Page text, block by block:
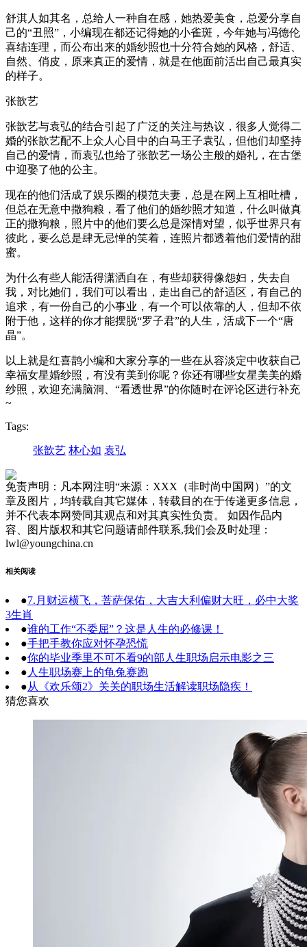
舒淇人如其名，总给人一种自在感，她热爱美食，总爱分享自
己的“丑照”，小编现在都还记得她的小雀斑，今年她与冯德伦
喜结连理，而公布出来的婚纱照也十分符合她的风格，舒适、
自然、俏皮，原来真正的爱情，就是在他面前活出自己最真实
的样子。
张歆艺
张歆艺与袁弘的结合引起了广泛的关注与热议，很多人觉得二
婚的张歆艺配不上众人心目中的白马王子袁弘，但他们却坚持
自己的爱情，而袁弘也给了张歆艺一场公主般的婚礼，在古堡
中迎娶了他的公主。
现在的他们活成了娱乐圈的模范夫妻，总是在网上互相吐槽，
但总在无意中撒狗粮，看了他们的婚纱照才知道，什么叫做真
正的撒狗粮，照片中的他们要么总是深情对望，似乎世界只有
彼此，要么总是肆无忌惮的笑着，连照片都透着他们爱情的甜
蜜。
为什么有些人能活得潇洒自在，有些却获得像怨妇，失去自
我，对比她们，我们可以看出，走出自己的舒适区，有自己的
追求，有一份自己的小事业，有一个可以依靠的人，但却不依
附于他，这样的你才能摆脱“罗子君”的人生，活成下一个“唐
晶”。
以上就是红喜鹊小编和大家分享的一些在从容淡定中收获自己
幸福女星婚纱照，有没有美到你呢？你还有哪些女星美美的婚
纱照，欢迎充满脑洞、“看透世界”的你随时在评论区进行补充
~
Tags:
张歆艺 林心如 袁弘
免责声明：凡本网注明“来源：XXX（非时尚中国网）”的文
章及图片，均转载自其它媒体，转载目的在于传递更多信息，
并不代表本网赞同其观点和对其真实性负责。 如因作品内
容、图片版权和其它问题请邮件联系,我们会及时处理：
lwl@youngchina.cn
相关阅读
●7.月财运横飞，菩萨保佑，大吉大利偏财大旺，必中大奖
3生肖
●谁的工作“不委屈”？这是人生的必修课！
●手把手教你应对怀孕恐慌
●你的毕业季里不可不看9的部人生职场启示电影之三
● 人生职场赛上的龟兔赛跑
●从《欢乐颂2》关关的职场生活解读职场隐疾！
猜您喜欢